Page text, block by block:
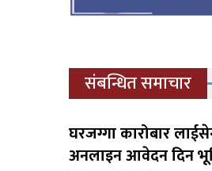
संबन्धित समाचार
घरजग्गा कारोबार
अनलाइन आवेदन दिन